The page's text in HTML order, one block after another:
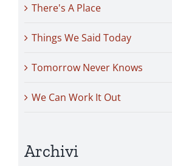
There's A Place
Things We Said Today
Tomorrow Never Knows
We Can Work It Out
Archivi